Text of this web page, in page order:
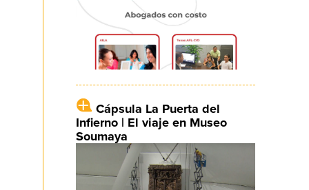
Cápsula La Puerta del
Infierno | El viaje en Museo
Soumaya